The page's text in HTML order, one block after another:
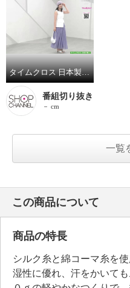
タイムクロス 日本製 超軽量 洗えるシルク混の ホールガーメント（Ｒ） おうちニット帽
番組切り抜き
－ cm
一覧
この商品について
商品の特長
シルク糸と綿コーマ糸を
湿性に優れ、汗をかいて